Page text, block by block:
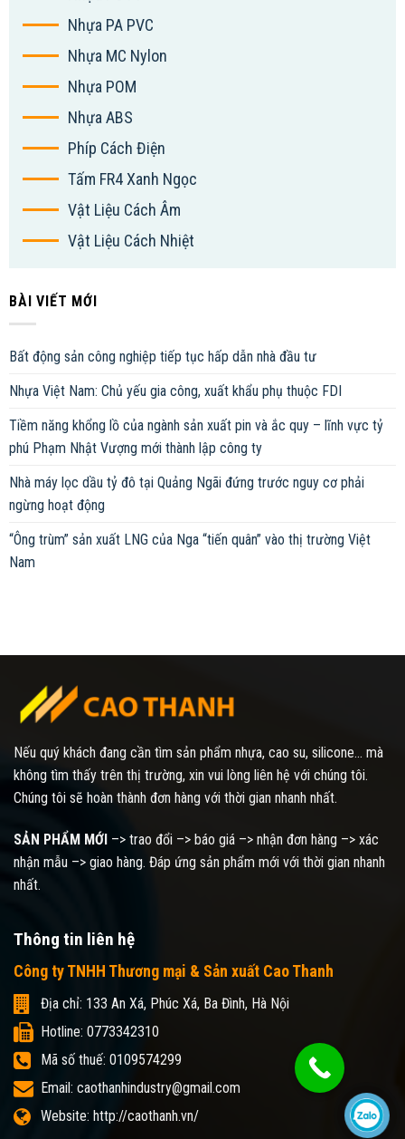
Nhựa PA PVC
Nhựa MC Nylon
Nhựa POM
Nhựa ABS
Phíp Cách Điện
Tấm FR4 Xanh Ngọc
Vật Liệu Cách Âm
Vật Liệu Cách Nhiệt
BÀI VIẾT MỚI
Bất động sản công nghiệp tiếp tục hấp dẫn nhà đầu tư
Nhựa Việt Nam: Chủ yếu gia công, xuất khẩu phụ thuộc FDI
Tiềm năng khổng lồ của ngành sản xuất pin và ắc quy – lĩnh vực tỷ
phú Phạm Nhật Vượng mới thành lập công ty
Nhà máy lọc dầu tỷ đô tại Quảng Ngãi đứng trước nguy cơ phải
ngừng hoạt động
“Ông trùm” sản xuất LNG của Nga “tiến quân” vào thị trường Việt
Nam
Nếu quý khách đang cần tìm sản phẩm nhựa, cao su, silicone... mà
không tìm thấy trên thị trường, xin vui lòng liên hệ với chúng tôi.
Chúng tôi sẽ hoàn thành đơn hàng với thời gian nhanh nhất.
SẢN PHẨM MỚI –> trao đổi –> báo giá –> nhận đơn hàng –> xác
nhận mẫu –> giao hàng. Đáp ứng sản phẩm mới với thời gian nhanh
nhất.
Thông tin liên hệ
Công ty TNHH Thương mại & Sản xuất Cao Thanh
Địa chỉ: 133 An Xá, Phúc Xá, Ba Đình, Hà Nội
Hotline: 0773342310
Mã số thuế: 0109574299
Email: caothanhindustry@gmail.com
Website: http://caothanh.vn/